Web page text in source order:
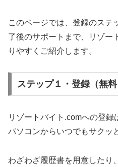
このページでは、登録のステ
了後のサポートまで、リゾー
りやすくご紹介します。
ステップ１・登録（無料
リゾートバイト.comへの登
パソコンからいつでもサクッ
わざわざ履歴書を用意したり